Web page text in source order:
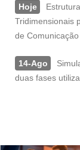
Hoje
Tridimensionais
de Comunicação
14-Ago
duas fases